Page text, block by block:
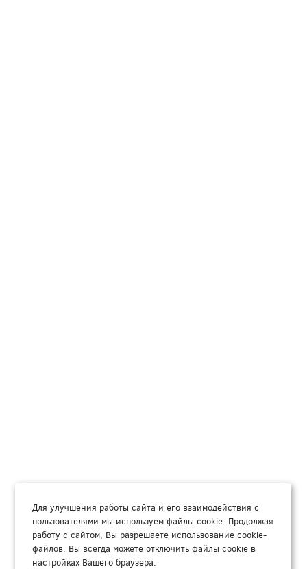
Для улучшения работы сайта и его взаимодействия с
пользователями мы используем файлы cookie. Продолжая
работу с сайтом, Вы разрешаете использование cookie-
файлов. Вы всегда можете отключить файлы cookie в
настройках Вашего браузера.